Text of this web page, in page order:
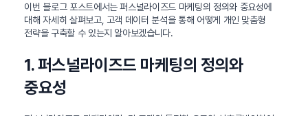
이번 블로그 포스트에서는 퍼스널라이즈드 마케팅의 정의와 중요성에
대해 자세히 살펴보고, 고객 데이터 분석을 통해 어떻게 개인 맞춤형
전략을 구축할 수 있는지 알아보겠습니다.
1. 퍼스널라이즈드 마케팅의 정의와
중요성